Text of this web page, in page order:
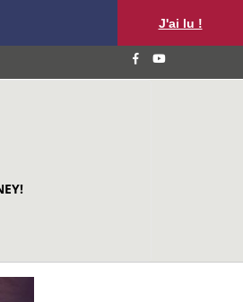
J'ai lu !